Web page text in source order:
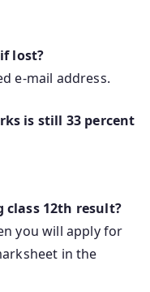
lost?
e-mail address.
is still 33 percent
12th result?
you will apply for
in the